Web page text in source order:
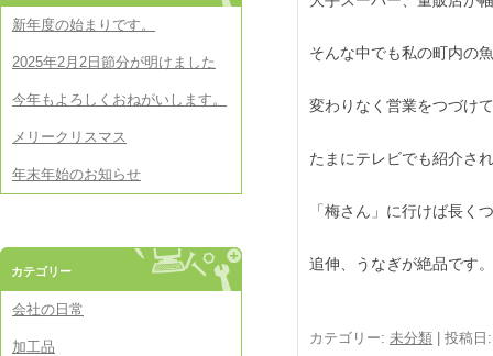
そんな中でも私の町内の
変わりなく営業をつづけ
たまにテレビでも紹介さ
「梅さん」に行けば長く
追伸、うなぎが絶品です。
カテゴリー: 未分類 | 投稿
新年度の始まりです。
2025年2月2日節分が明けました
今年もよろしくおねがいします。
メリークリスマス
年末年始のお知らせ
カテゴリー
会社の日常
加工品